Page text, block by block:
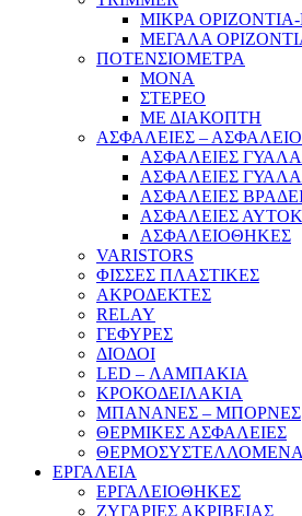
ΜΙΚΡΑ
ΜΕΓΑΛΑ
ΠΟΤΕΝΣΙΟΜΕΤΡΑ
ΜΟΝΑ
ΣΤΕΡΕΟ
ΜΕ ΔΙΑΚΟΠΤΗ
ΑΣΦΑΛΕΙΕΣ –
ΑΣΦΑΛΕΙΕΣ
ΑΣΦΑΛΕΙΕΣ
ΑΣΦΑΛΕΙΕΣ
ΑΣΦΑΛΕΙΕΣ
ΑΣΦΑΛΕΙΟΘΗΚΕΣ
VARISTORS
ΦΙΣΣΕΣ ΠΛΑΣΤΙΚΕΣ
ΑΚΡΟΔΕΚΤΕΣ
RELAY
ΓΕΦΥΡΕΣ
ΔΙΟΔΟΙ
LED – ΛΑΜΠΑΚΙΑ
ΚΡΟΚΟΔΕΙΛΑΚΙΑ
ΜΠΑΝΑΝΕΣ – ΜΠΟΡΝΕΣ
ΘΕΡΜΙΚΕΣ ΑΣΦΑΛΕΙΕΣ
ΘΕΡΜΟΣΥΣΤΕΛΛΟΜΕΝΑ
ΕΡΓΑΛΕΙΑ
ΕΡΓΑΛΕΙΟΘΗΚΕΣ
ΖΥΓΑΡΙΕΣ ΑΚΡΙΒΕΙΑΣ